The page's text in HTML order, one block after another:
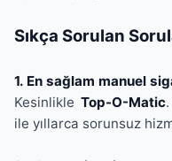
Sıkça Sorulan
1. En sağlam manuel
Kesinlikle Top-O-Matic
ile yıllarca sorunsuz